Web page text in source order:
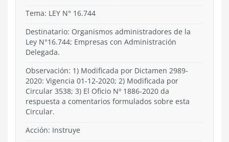
Tema: LEY N° 16.744
Destinatario: Organismos administradores de la
Ley N°16.744; Empresas con Administración
Delegada.
Observación: 1) Modificada por Dictamen 2989-
2020: Vigencia 01-12-2020; 2) Modificada por
Circular 3538; 3) El Oficio Nº 1886-2020 da
respuesta a comentarios formulados sobre esta
Circular.
Acción: Instruye